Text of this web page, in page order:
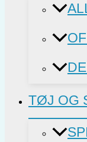
TØJ OG